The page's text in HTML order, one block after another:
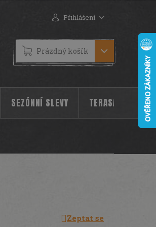
Přihlášení
NÁKUPNÍ
KOŠÍK
Prázdný košík
SEZÓNNÍ SLEVY TERASA
Zeptat se